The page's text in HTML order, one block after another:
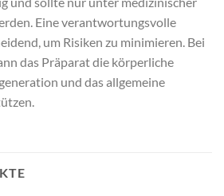
Eine verantwortungsvolle
um Risiken zu minimieren. Bei
das Präparat die körperliche
und das allgemeine